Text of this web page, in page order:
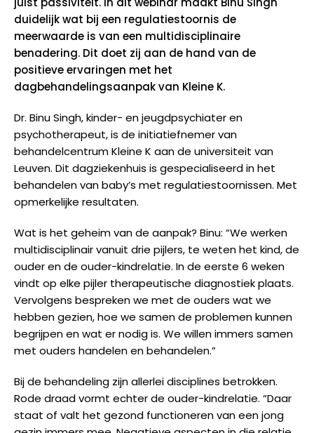
duidelijk wat bij een regulatiestoornis de
meerwaarde is van een multidisciplinaire
benadering. Dit doet zij aan de hand van de
positieve ervaringen met het
dagbehandelingsaanpak van Kleine K.
Dr. Binu Singh, kinder- en jeugdpsychiater en
psychotherapeut, is de initiatiefnemer van
behandelcentrum Kleine K aan de universiteit van
Leuven. Dit dagziekenhuis is gespecialiseerd in het
behandelen van baby’s met regulatiestoornissen. Met
opmerkelijke resultaten.
Wat is het geheim van de aanpak? Binu: “We werken
multidisciplinair vanuit drie pijlers, te wetenhet kind, de
ouder en de ouder-kindrelatie. In de eerste 6 weken
vindt op elke pijler therapeutische diagnostiek plaats.
Vervolgens bespreken we met de ouders wat we
hebben gezien, hoe we samen de problemen kunnen
begrijpen en wat er nodig is. We willen immers samen
met ouders handelen en behandelen.”
Bij de behandeling zijn allerlei disciplines betrokken.
Rode draad vormt echter de ouder-kindrelatie. “Daar
staat of valt het gezond functioneren van een jong